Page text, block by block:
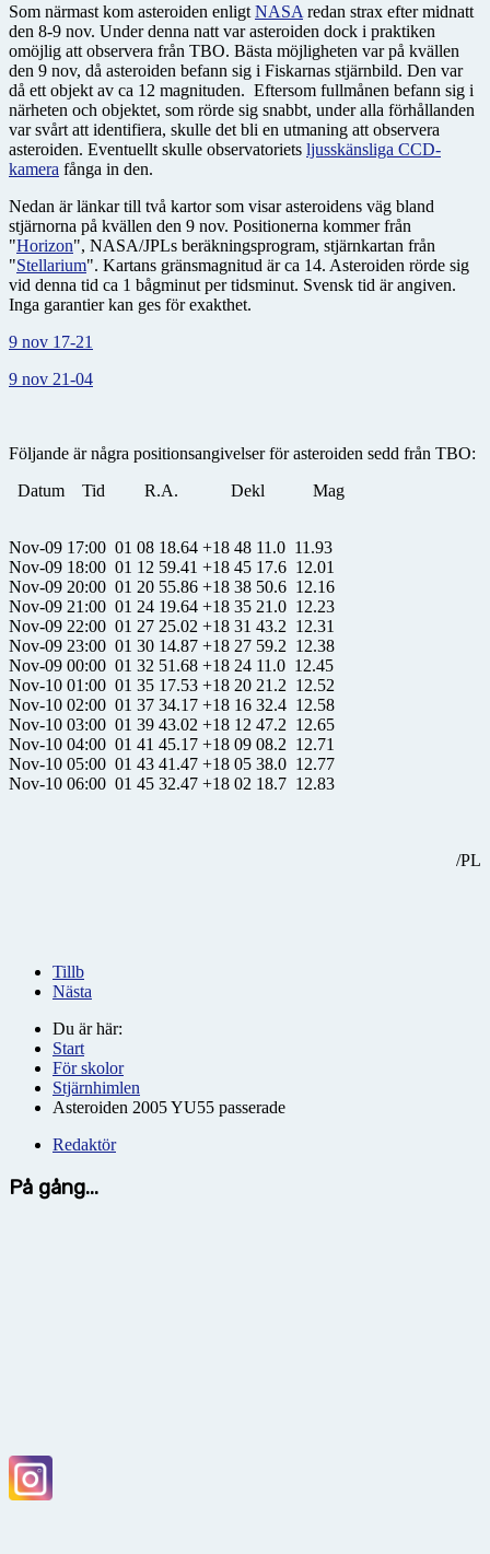
Som närmast kom asteroiden enligt NASA redan strax efter midnatt
den 8-9 nov. Under denna natt var asteroiden dock i praktiken
omöjlig att observera från TBO. Bästa möjligheten var på kvällen
den 9 nov, då asteroiden befann sig i Fiskarnas stjärnbild. Den var
då ett objekt av ca 12 magnituden. Eftersom fullmånen befann sig i
närheten och objektet, som rörde sig snabbt, under alla förhållanden
var svårt att identifiera, skulle det bli en utmaning att observera
asteroiden. Eventuellt skulle observatoriets ljusskänsliga CCD-
kamera fånga in den.
Nedan är länkar till två kartor som visar asteroidens väg bland
stjärnorna på kvällen den 9 nov. Positionerna kommer från
"Horizon", NASA/JPLs beräkningsprogram, stjärnkartan från
"Stellarium". Kartans gränsmagnitud är ca 14. Asteroiden rörde sig
vid denna tid ca 1 bågminut per tidsminut. Svensk tid är angiven.
Inga garantier kan ges för exakthet.
9 nov 17-21
9 nov 21-04
Följande är några positionsangivelser för asteroiden sedd från TBO:
Datum Tid R.A. Dekl Mag
Nov-09 17:00 01 08 18.64 +18 48 11.0 11.93
Nov-09 18:00 01 12 59.41 +18 45 17.6 12.01
Nov-09 20:00 01 20 55.86 +18 38 50.6 12.16
Nov-09 21:00 01 24 19.64 +18 35 21.0 12.23
Nov-09 22:00 01 27 25.02 +18 31 43.2 12.31
Nov-09 23:00 01 30 14.87 +18 27 59.2 12.38
Nov-09 00:00 01 32 51.68 +18 24 11.0 12.45
Nov-10 01:00 01 35 17.53 +18 20 21.2 12.52
Nov-10 02:00 01 37 34.17 +18 16 32.4 12.58
Nov-10 03:00 01 39 43.02 +18 12 47.2 12.65
Nov-10 04:00 01 41 45.17 +18 09 08.2 12.71
Nov-10 05:00 01 43 41.47 +18 05 38.0 12.77
Nov-10 06:00 01 45 32.47 +18 02 18.7 12.83
/PL
Tillb
Nästa
Du är här:
Start
För skolor
Stjärnhimlen
Asteroiden 2005 YU55 passerade
Redaktör
På gång...